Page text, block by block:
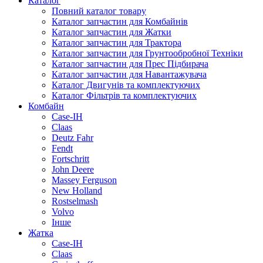
запчастини на Грунтообробна техніка. По завершенню
замовлення Вам зателефонує наш менеджер та
допоможе придбати 2381320Р Гайка м8 шестигранна
стопорна 80 (00350057) Horsch по вигідній ціні з
доставкою в Київ, Харків, Львів.
Повний каталог товару
Каталог запчастин для Комбайнів
Каталог запчастин для Жатки
Каталог запчастин для Трактора
Каталог запчастин для Грунтообробної Техніки
Каталог запчастин для Прес Підбирача
Каталог запчастин для Навантажувача
Каталог Двигунів та комплектуючих
Каталог Фільтрів та комплектуючих
Комбайн
Case-IH
Claas
Deutz Fahr
Fendt
Fortschritt
John Deere
Massey Ferguson
New Holland
Rostselmash
Volvo
Інше
Жатка
Case-IH
Claas